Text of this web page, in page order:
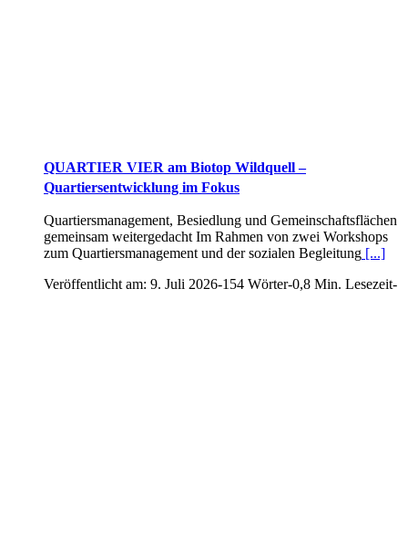
QUARTIER VIER am Biotop Wildquell –
Quartiersentwicklung im Fokus
Quartiersmanagement, Besiedlung und Gemeinschaftsflächen
gemeinsam weitergedacht Im Rahmen von zwei Workshops
zum Quartiersmanagement und der sozialen Begleitung [...]
Veröffentlicht am: 9. Juli 2026-154 Wörter-0,8 Min. Lesezeit-